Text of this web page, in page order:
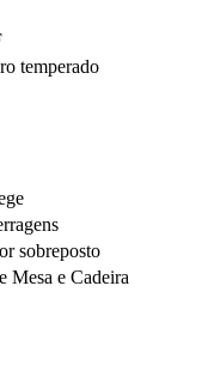
temperado
sobreposto
Mesa e Cadeira